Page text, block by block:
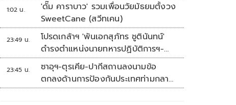
1:02 น.
'ดั๊ม คาราบาว' รวมเพื่อนวัยมัธยมตั้งวง
SweetCane (สวีทเคน)
23:49 น.
โปรดเกล้าฯ 'พันเอกสุภัทร ชูตินันทน์'
ดำรงตำแหน่งนายทหารปฏิบัติการฯ-
พระราชทานยศ 'พลตรี'
23:45 น.
ซาอุฯ-ตุรเคีย-ปากีสถานลงนามข้อ
ตกลงด้านการป้องกันประเทศท่ามกลาง
สงครามในภูมิภาค